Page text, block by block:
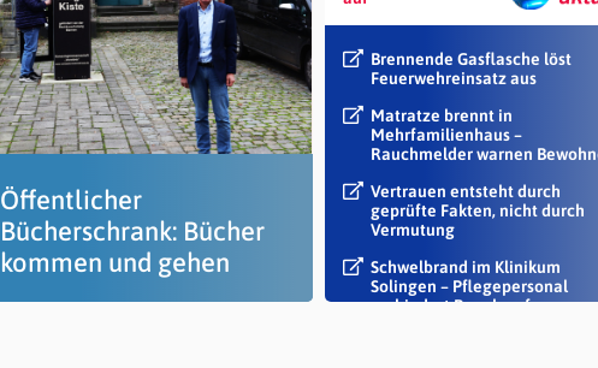
Öffentlicher
Bücherschrank: Bücher
kommen und gehen
Brennende Gasflasche löst
Feuerwehreinsatz aus
Matratze brennt in
Mehrfamilienhaus –
Rauchmelder warnen
Vertrauen entsteht durch
geprüfte Fakten, nicht durch
Vermutung
Schwelbrand im Klinikum
Solingen – Pflegepersonal
verhindert Rauch auf...